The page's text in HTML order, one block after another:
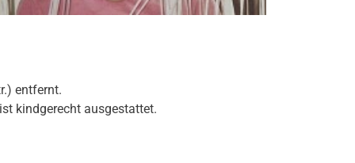
entfernt.
kindgerecht ausgestattet.